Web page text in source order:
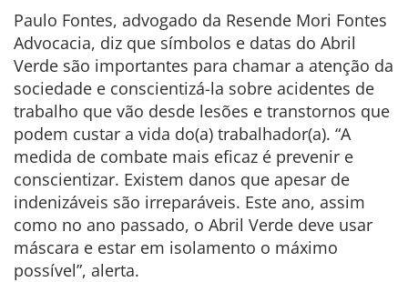
Paulo Fontes, advogado da Resende Mori Fontes
Advocacia, diz que símbolos e datas do Abril
Verde são importantes para chamar a atenção da
sociedade e conscientizá-la sobre acidentes de
trabalho que vão desde lesões e transtornos que
podem custar a vida do(a) trabalhador(a). “A
medida de combate mais eficaz é prevenir e
conscientizar. Existem danos que apesar de
indenizáveis são irreparáveis. Este ano, assim
como no ano passado, o Abril Verde deve usar
máscara e estar em isolamento o máximo
possível”, alerta.